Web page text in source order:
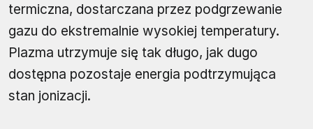
termiczna, dostarczana przez podgrzewanie
gazu do ekstremalnie wysokiej temperatury.
Plazma utrzymuje się tak długo, jak dugo
dostępna pozostaje energia podtrzymująca
stan jonizacji.